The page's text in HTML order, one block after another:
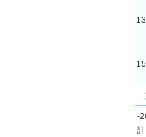
13
15
-